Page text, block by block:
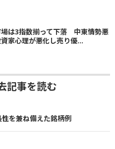
場は3指数揃って下落 中東情勢悪
家心理が悪化し売り優...
記事を読む
性を兼ね備えた銘柄例